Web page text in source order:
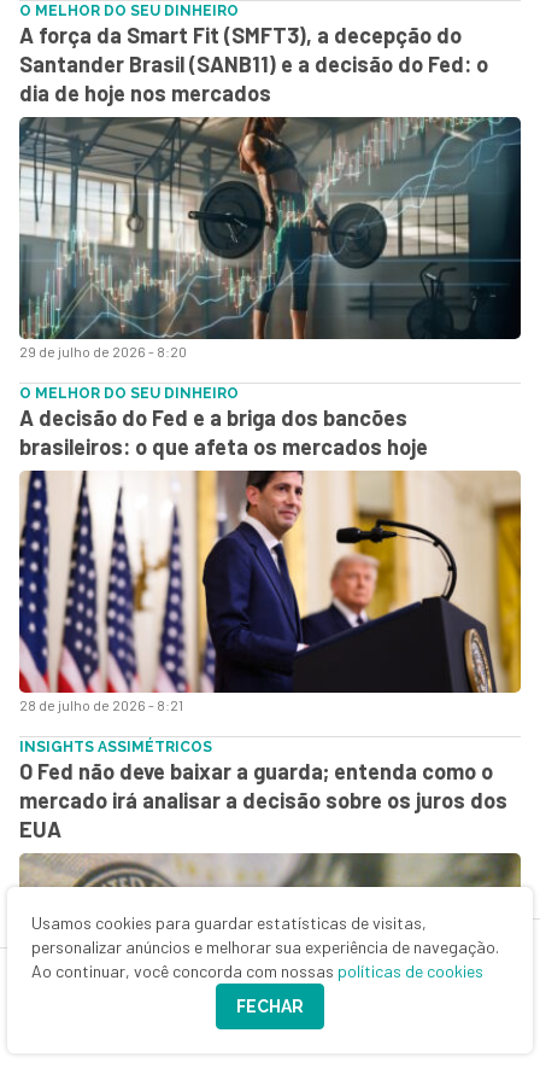
29 de julho de 2026 - 8:20
O MELHOR DO SEU DINHEIRO
A força da Smart Fit (SMFT3), a decepção do
Santander Brasil (SANB11) e a decisão do Fed: o
dia de hoje nos mercados
28 de julho de 2026 - 8:21
O MELHOR DO SEU DINHEIRO
A decisão do Fed e a briga dos bancões
brasileiros: o que afeta os mercados hoje
INSIGHTS ASSIMÉTRICOS
O Fed não deve baixar a guarda; entenda como o
mercado irá analisar a decisão sobre os juros dos
EUA
Usamos cookies para guardar estatísticas de visitas,
personalizar anúncios e melhorar sua experiência de navegação.
Ao continuar, você concorda com nossas políticas de cookies
FECHAR